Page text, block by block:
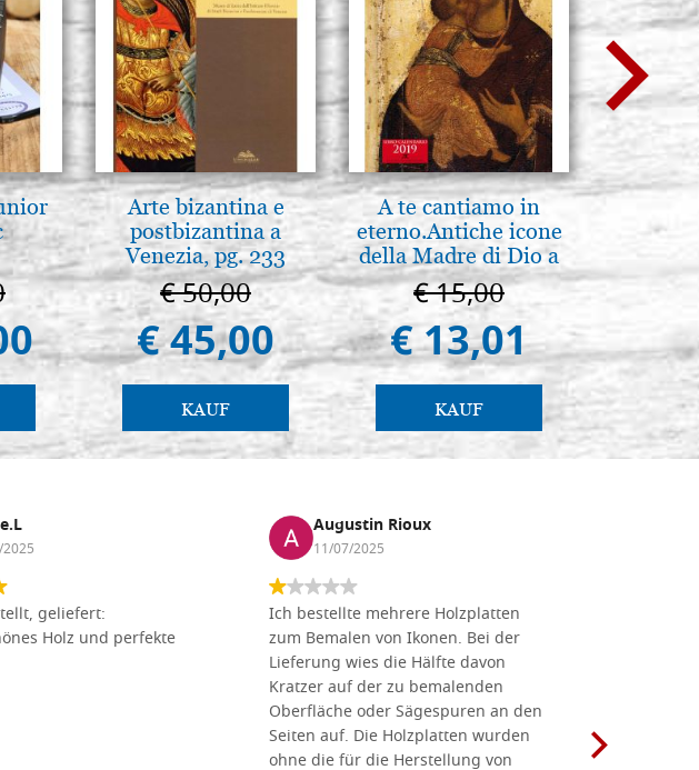
Arte bizantina e
postbizantina a
Venezia, pg. 233
€ 50,00
€ 45,00
KAUF
A te cantiamo in
eterno.Antiche icone
della Madre di Dio a
Vladimir e Suzdal
(libro-cal. 2019)
€ 15,00
€ 13,01
KAUF
Ikone,
€
geliefert:
Holz und perfekte
Augustin Rioux
11/07/2025
Ich bestellte mehrere Holzplatten
zum Bemalen von Ikonen. Bei der
Lieferung wies die Hälfte davon
Kratzer auf der zu bemalenden
Oberfläche oder Sägespuren an den
Seiten auf. Die Holzplatten wurden
ohne die für die Herstellung von